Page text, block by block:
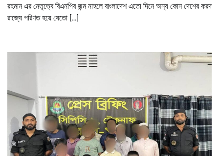
রহমান এর নেতৃত্বে বিএনপির জন্ম নাহলে বাংলাদেশ এতো দিনে অন্য কোন দেশের করদ
রাজ্যে পরিণত হয়ে যেতো […]